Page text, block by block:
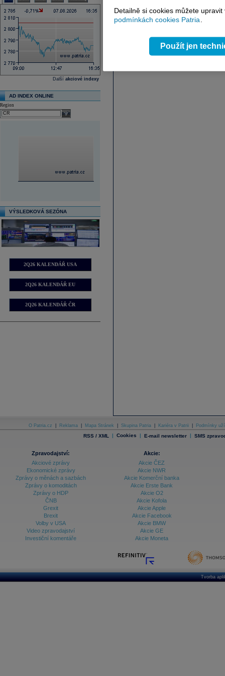
Další akciové indexy
AD INDEX ONLINE
Region
select
VÝSLEDKOVÁ SEZÓNA
2Q26 KALENDÁŘ USA
2Q26 KALENDÁŘ EU
2Q26 KALENDÁŘ ČR
O Patria.cz Reklama Mapa Stránek Skupina Patria Kariéra v Patrii Podmínky
RSS / XML | Cookies | E-mail newsletter | SMS
Zpravodajství:
Akciové zprávy
Ekonomické zprávy
Zprávy o měnách a sazbách
Zprávy o komoditách
Zprávy o HDP
ČNB
Grexit
Brexit
Volby v USA
Video zpravodajství
Investiční komentáře
Akcie:
Akcie ČEZ
Akcie NWR
Akcie Komerční banka
Akcie Erste Bank
Akcie O2
Akcie Kofola
Akcie Apple
Akcie Facebook
Akcie BMW
Akcie GE
Akcie Moneta
Tvorba
Detailně si cookies můžete
podmínkách cookies Patria.
Použít jen